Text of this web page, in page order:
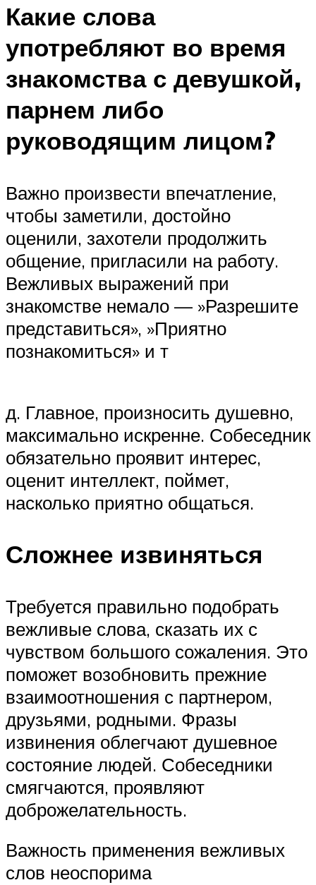
Какие слова
употребляют во время
знакомства с девушкой,
парнем либо
руководящим лицом?
Важно произвести впечатление,
чтобы заметили, достойно
оценили, захотели продолжить
общение, пригласили на работу.
Вежливых выражений при
знакомстве немало — »Разрешите
представиться», »Приятно
познакомиться» и т
д. Главное, произносить душевно,
максимально искренне. Собеседник
обязательно проявит интерес,
оценит интеллект, поймет,
насколько приятно общаться.
Сложнее извиняться
Требуется правильно подобрать
вежливые слова, сказать их с
чувством большого сожаления. Это
поможет возобновить прежние
взаимоотношения с партнером,
друзьями, родными. Фразы
извинения облегчают душевное
состояние людей. Собеседники
смягчаются, проявляют
доброжелательность.
Важность применения вежливых
слов неоспорима